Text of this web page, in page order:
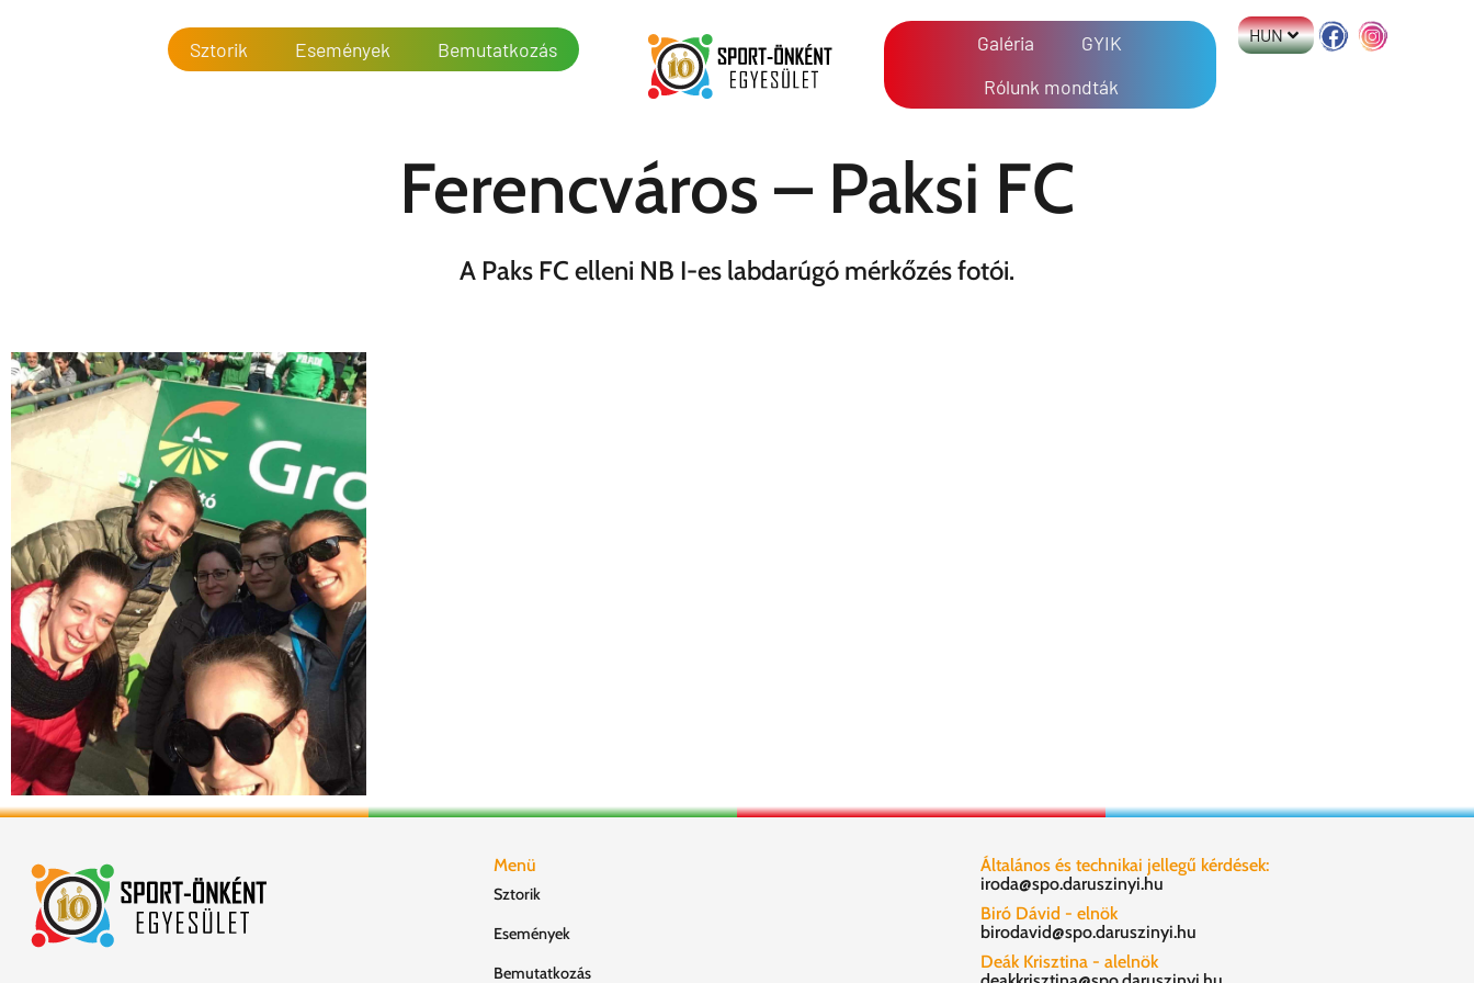
Sztorik Események Bemutatkozás Galéria
GYIK
Rólunk mondták
HUN
Ferencváros – Paksi FC
A Paks FC elleni NB I-es labdarúgó mérkőzés fotói.
Menü
Sztorik
Események
Bemutatkozás
Általános és technikai jellegű kérdések:
iroda@spo.daruszinyi.hu
Biró Dávid - elnök
birodavid@spo.daruszinyi.hu
Deák Krisztina - alelnök